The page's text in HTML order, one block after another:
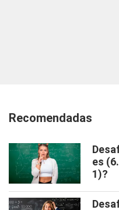
Recomendadas
es
1)?